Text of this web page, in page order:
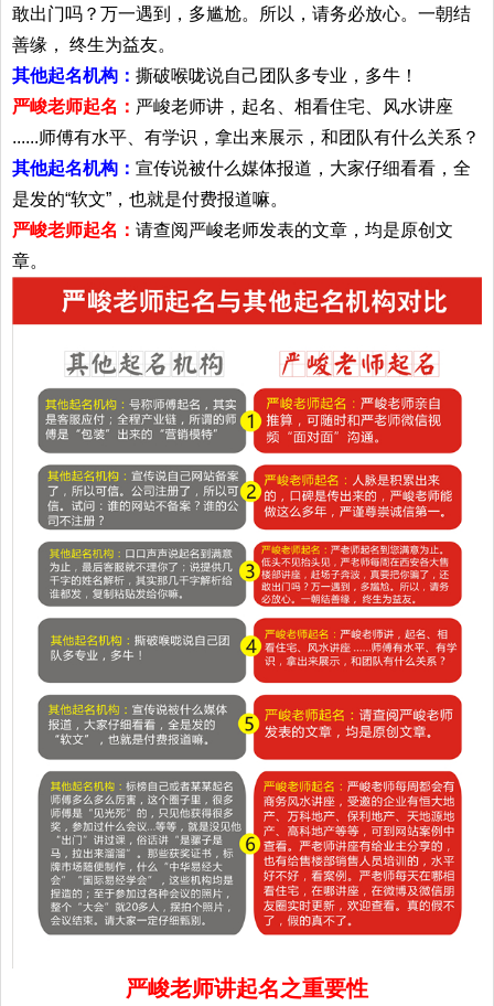
敢出门吗？万一遇到，多尴尬。所以，请务必放心。一朝结
善缘， 终生为益友。
其他起名机构： 撕破喉咙说自己团队多专业，多牛！
严峻老师起名： 严峻老师讲，起名、相看住宅、风水讲座
......师傅有水平、有学识，拿出来展示，和团队有什么关系？
其他起名机构： 宣传说被什么媒体报道，大家仔细看看，全
是发的“软文”，也就是付费报道嘛。
严峻老师起名： 请查阅严峻老师发表的文章，均是原创文
章。
严峻老师讲起名之重要性